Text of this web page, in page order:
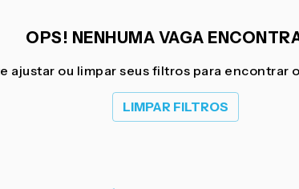
OPS! NENHUMA VAGA
ajustar ou limpar seus filtros para encontrar
LIMPAR FILTROS